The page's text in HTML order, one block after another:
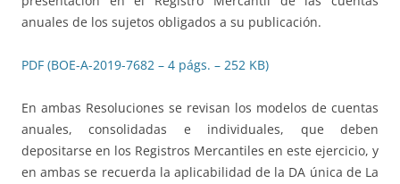
anuales de los sujetos obligados a su publicación.
PDF (BOE-A-2019-7682 – 4 págs. – 252 KB)
En ambas Resoluciones se revisan los modelos de cuentas
anuales, consolidadas e individuales, que deben
depositarse en los Registros Mercantiles en este ejercicio, y
en ambas se recuerda la aplicabilidad de la DA única de La